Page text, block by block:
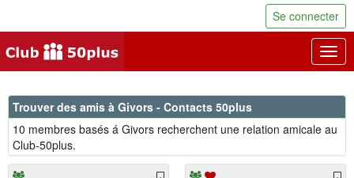
Se connecter
Trouver des amis à Givors - Contacts 50plus
10 membres basés á Givors recherchent une relation amicale au
Club-50plus.